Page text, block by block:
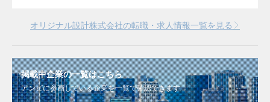
オリジナル設計株式会社の転職・求人情報一覧を見る
掲載中企業の一覧はこちら
アンビに参画している企業を一覧で確認できます